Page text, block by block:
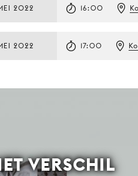
2022 16:00
2022 17:00
VERSCHIL